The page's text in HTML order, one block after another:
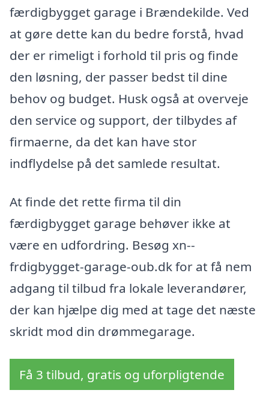
færdigbygget garage i Brændekilde. Ved
at gøre dette kan du bedre forstå, hvad
der er rimeligt i forhold til pris og finde
den løsning, der passer bedst til dine
behov og budget. Husk også at overveje
den service og support, der tilbydes af
firmaerne, da det kan have stor
indflydelse på det samlede resultat.
At finde det rette firma til din
færdigbygget garage behøver ikke at
være en udfordring. Besøg xn--
frdigbygget-garage-oub.dk for at få nem
adgang til tilbud fra lokale leverandører,
der kan hjælpe dig med at tage det næste
skridt mod din drømmegarage.
Få 3 tilbud, gratis og uforpligtende